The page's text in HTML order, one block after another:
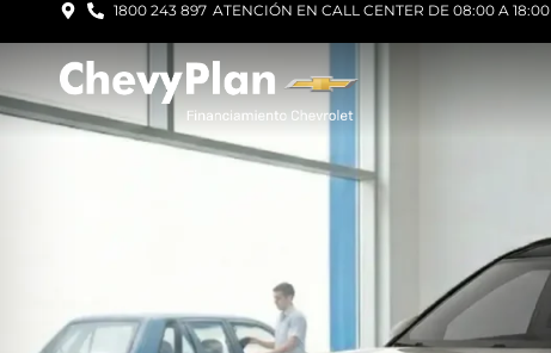
1800 243 897 ATENCIÓN EN CALL CENTER DE 08:00 A 18:00